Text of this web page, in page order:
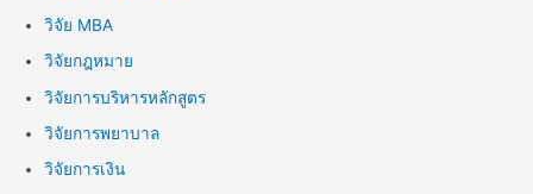
วิจัย MBA
วิจัยกฎหมาย
วิจัยการบริหารหลักสูตร
วิจัยการพยาบาล
วิจัยการเงิน